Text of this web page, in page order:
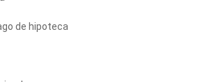
de hipoteca